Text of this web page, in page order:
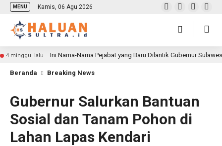
MENU Kamis, 06 Agu 2026
4 minggu lalu Ini Nama-Nama Pejabat yang Baru Dilantik Gubernur
Beranda Breaking News
Gubernur Salurkan Bantuan
Sosial dan Tanam Pohon di
Lahan Lapas Kendari